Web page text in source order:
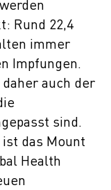
Rund 22,4
immer
Impfungen.
auch der
sind.
das Mount
Health